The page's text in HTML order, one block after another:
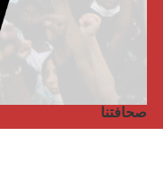
صحافتنا